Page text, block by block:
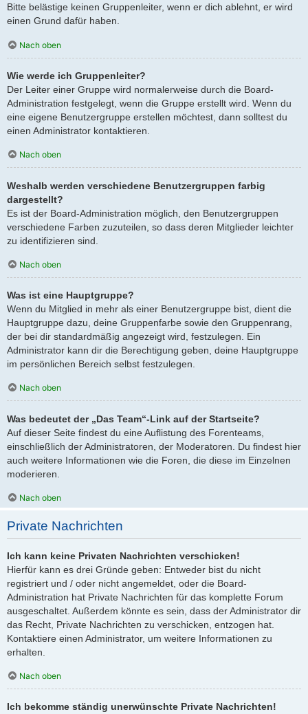
Bitte belästige keinen Gruppenleiter, wenn er dich ablehnt, er wird
einen Grund dafür haben.
Nach oben
Wie werde ich Gruppenleiter?
Der Leiter einer Gruppe wird normalerweise durch die Board-
Administration festgelegt, wenn die Gruppe erstellt wird. Wenn du
eine eigene Benutzergruppe erstellen möchtest, dann solltest du
einen Administrator kontaktieren.
Nach oben
Weshalb werden verschiedene Benutzergruppen farbig
dargestellt?
Es ist der Board-Administration möglich, den Benutzergruppen
verschiedene Farben zuzuteilen, so dass deren Mitglieder leichter
zu identifizieren sind.
Nach oben
Was ist eine Hauptgruppe?
Wenn du Mitglied in mehr als einer Benutzergruppe bist, dient die
Hauptgruppe dazu, deine Gruppenfarbe sowie den Gruppenrang,
der bei dir standardmäßig angezeigt wird, festzulegen. Ein
Administrator kann dir die Berechtigung geben, deine Hauptgruppe
im persönlichen Bereich selbst festzulegen.
Nach oben
Was bedeutet der „Das Team“-Link auf der Startseite?
Auf dieser Seite findest du eine Auflistung des Forenteams,
einschließlich der Administratoren, der Moderatoren. Du findest hier
auch weitere Informationen wie die Foren, die diese im Einzelnen
moderieren.
Nach oben
Private Nachrichten
Ich kann keine Privaten Nachrichten verschicken!
Hierfür kann es drei Gründe geben: Entweder bist du nicht
registriert und / oder nicht angemeldet, oder die Board-
Administration hat Private Nachrichten für das komplette Forum
ausgeschaltet. Außerdem könnte es sein, dass der Administrator dir
das Recht, Private Nachrichten zu verschicken, entzogen hat.
Kontaktiere einen Administrator, um weitere Informationen zu
erhalten.
Nach oben
Ich bekomme ständig unerwünschte Private Nachrichten!